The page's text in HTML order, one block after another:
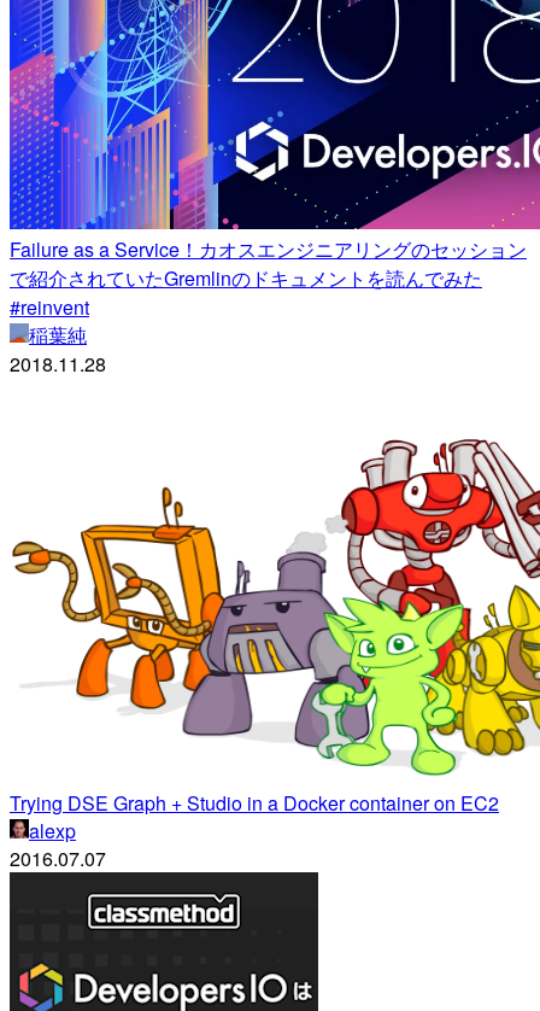
Failure as a Service！カオスエンジニアリングのセッション
で紹介されていたGremlinのドキュメントを読んでみた
#reinvent
稲葉純
2018.11.28
Trying DSE Graph + Studio in a Docker container on EC2
alexp
2016.07.07